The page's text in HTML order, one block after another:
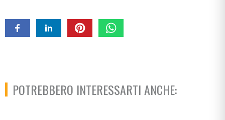
POTREBBERO INTERESSARTI ANCHE: